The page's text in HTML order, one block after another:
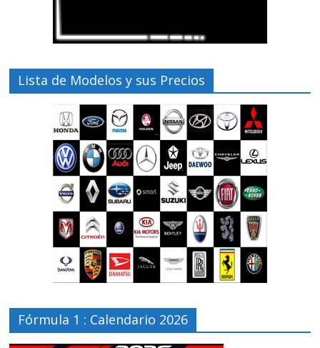
Lista de Modelos y sus Precios
Fórmula 1 : Calendario 2026